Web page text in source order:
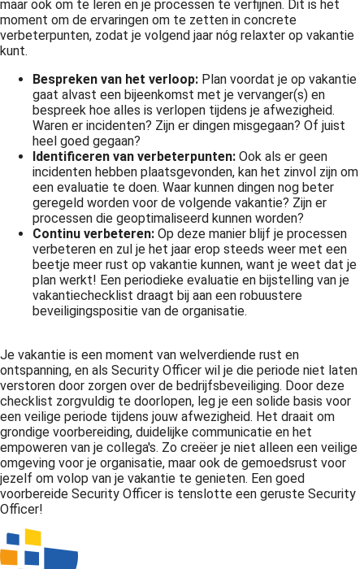
maar ook om te leren en je processen te verfijnen. Dit is het
moment om de ervaringen om te zetten in concrete
verbeterpunten, zodat je volgend jaar nóg relaxter op vakantie
kunt.
Bespreken van het verloop: Plan voordat je op vakantie
gaat alvast een bijeenkomst met je vervanger(s) en
bespreek hoe alles is verlopen tijdens je afwezigheid.
Waren er incidenten? Zijn er dingen misgegaan? Of juist
heel goed gegaan?
Identificeren van verbeterpunten: Ook als er geen
incidenten hebben plaatsgevonden, kan het zinvol zijn om
een evaluatie te doen. Waar kunnen dingen nog beter
geregeld worden voor de volgende vakantie? Zijn er
processen die geoptimaliseerd kunnen worden?
Continu verbeteren: Op deze manier blijf je processen
verbeteren en zul je het jaar erop steeds weer met een
beetje meer rust op vakantie kunnen, want je weet dat je
plan werkt! Een periodieke evaluatie en bijstelling van je
vakantiechecklist draagt bij aan een robuustere
beveiligingspositie van de organisatie.
Je vakantie is een moment van welverdiende rust en
ontspanning, en als Security Officer wil je die periode niet laten
verstoren door zorgen over de bedrijfsbeveiliging. Door deze
checklist zorgvuldig te doorlopen, leg je een solide basis voor
een veilige periode tijdens jouw afwezigheid. Het draait om
grondige voorbereiding, duidelijke communicatie en het
empoweren van je collega's. Zo creëer je niet alleen een veilige
omgeving voor je organisatie, maar ook de gemoedsrust voor
jezelf om volop van je vakantie te genieten. Een goed
voorbereide Security Officer is tenslotte een geruste Security
Officer!